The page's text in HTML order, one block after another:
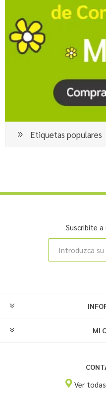
Etiquetas populares
Suscribite
MI
Ver